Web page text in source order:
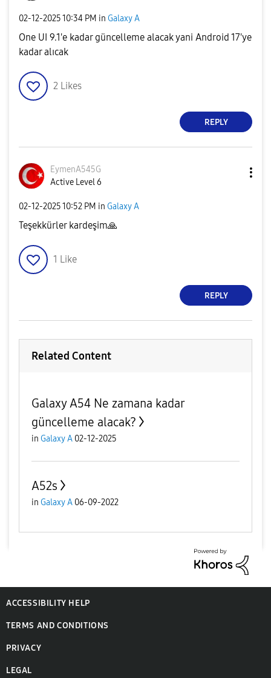
‎02-12-202510:34 PM in Galaxy A
One UI 9.1'e kadar güncelleme alacak yani Android 17'ye
kadar alıcak
2 Likes
REPLY
EymenA545G
Active Level 6
‎02-12-202510:52 PM in Galaxy A
Teşekkürler kardeşim🙏
1 Like
REPLY
Related Content
Galaxy A54 Ne zamana kadar
güncelleme alacak?
in Galaxy A 02-12-2025
A52s
in Galaxy A 06-09-2022
ACCESSIBILITY HELP
TERMS AND CONDITIONS
PRIVACY
LEGAL